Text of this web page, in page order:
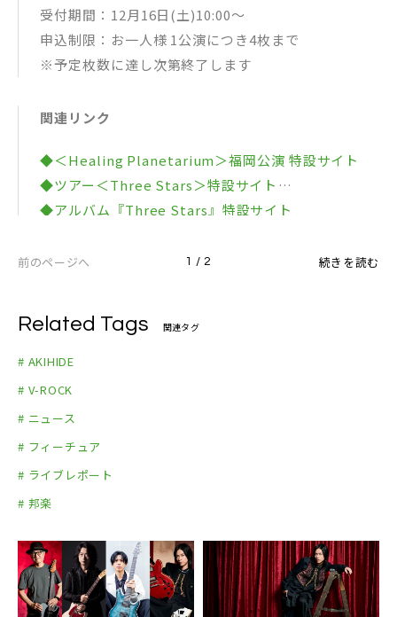
受付期間：12月16日(土)10:00～
申込制限：お一人様 1公演につき4枚まで
※予定枚数に達し次第終了します
関連リンク
◆＜Healing Planetarium＞福岡公演 特設サイト
◆ツアー＜Three Stars＞特設サイト
◆アルバム『Three Stars』特設サイト
◆AKIHIDE オフィシャルTwitter
◆BREAKERZ オフィシャルYouTubeチャンネル
前のページへ 1 / 2 続きを読む
Related Tags 関連タグ
# AKIHIDE
# V-ROCK
# ニュース
# フィーチュア
# ライブレポート
# 邦楽